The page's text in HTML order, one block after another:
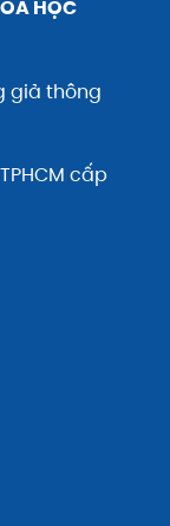
HỌC
giả thông
cấp